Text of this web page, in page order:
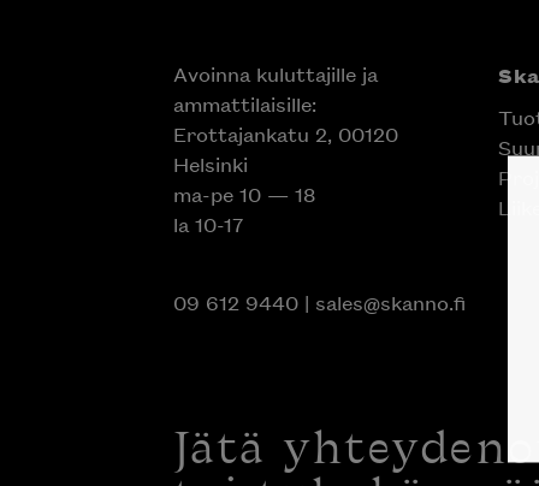
Avoinna kuluttajille ja
ammattilaisille:
Erottajankatu 2, 00120
Helsinki
ma-pe 10 — 18
la 10-17
09 612 9440| sales@skanno.fi
Jätä